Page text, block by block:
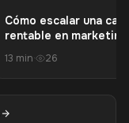
Cómo escalar una
rentable en
del tráfico
13 min· 26